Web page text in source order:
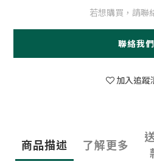
若想購買，請聯
聯絡我們
加入追蹤
商品描述 了解更多